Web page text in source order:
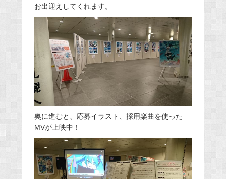
お出迎えしてくれます。
奥に進むと、応募イラスト、採用楽曲を使った
MVが上映中！